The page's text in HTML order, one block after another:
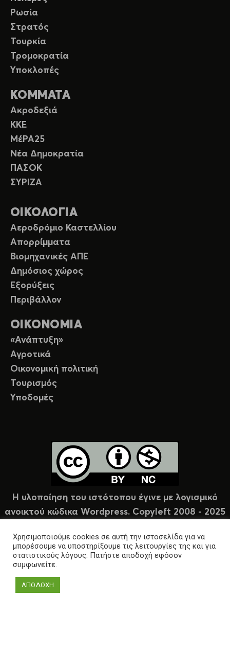
Ρωσία
Στρατός
Τουρκία
Τρομοκρατία
Υποκλοπές
ΚΟΜΜΑΤΑ
Ακροδεξιά
ΚΚΕ
ΜέΡΑ25
Νέα Δημοκρατία
ΠΑΣΟΚ
ΣΥΡΙΖΑ
ΟΙΚΟΛΟΓΙΑ
Αεροδρόμιο Καστελλίου
Απορρίμματα
Βιομηχανικές ΑΠΕ
Δημόσιος χώρος
Εξορύξεις
Περιβάλλον
ΟΙΚΟΝΟΜΙΑ
«Ανάπτυξη»
Αγροτικά
Οικονομική πολιτική
Τουρισμός
Υποδομές
Η υλοποίηση του ιστότοπου έγινε με λογισμικό
ανοικτού κώδικα Wordpress. Copyleft 2008 - 2025
Χρησιμοποιούμε cookies σε αυτή την ιστοσελίδα για να
μπορέσουμε να υποστηρίξουμε τις λειτουργίες της και για
στατιστικούς λόγους. Πατήστε αποδοχή εφόσον
συμφωνείτε.
ΑΠΟΔΟΧΗ